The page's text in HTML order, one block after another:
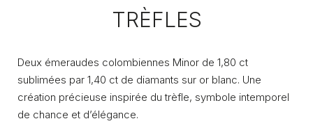
TRÈFLES
Deux émeraudes colombiennes Minor de 1,80 ct
sublimées par 1,40 ct de diamants sur or blanc. Une
création précieuse inspirée du trèfle, symbole intemporel
de chance et d’élégance.